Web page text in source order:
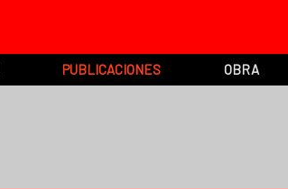
PUBLICACIONES OBRA